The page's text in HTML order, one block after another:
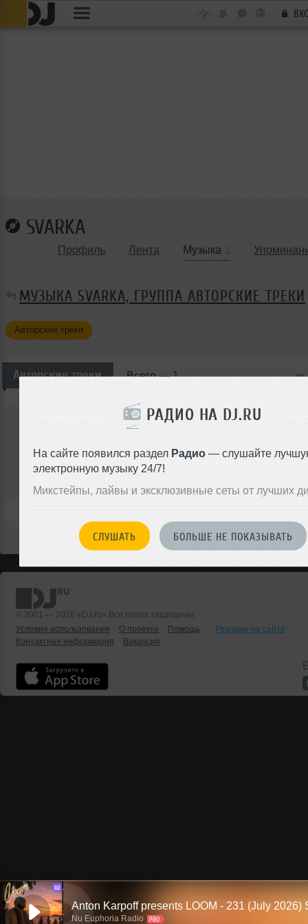
РАДИО НА DJ.RU
На сайте появился раздел Радио — слушайте
электронную музыку 24/7!
Микстейпы, лайвы и эксклюзивные сеты от лучших
СЛУШАТЬ БОЛЬШЕ НЕ ПОКАЗЫВАТЬ
SVARKA
Профиль Лента Музыка
МУЗЫКА SVARKA, ГРУППА АВТОРСКИЕ ТРЕКИ
Авторские треки
Авторские треки Всего — 1
SVARKA
DJ SVARKA MIX 13 (R)
00:00
26 1:18:06 762 </>
© 2001 — 2026 «DJ.ru» Все права защищены.
Условия использования
О проекте Помощь
Реклама на сайте
Контактная информация
Вакансии
Ш
Nu Euphoria Radio